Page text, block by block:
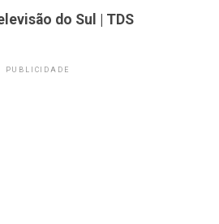
do Sul | TDS
PUBLICIDADE